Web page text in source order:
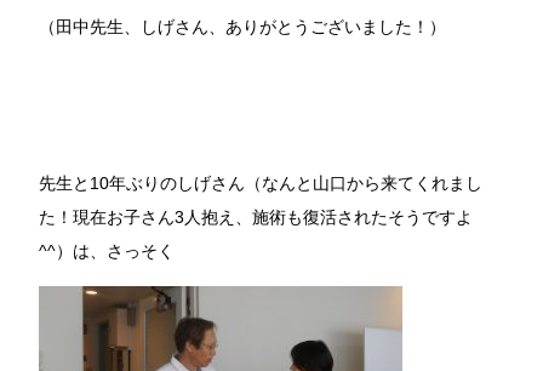
（田中先生、しげさん、ありがとうございました！）
先生と10年ぶりのしげさん（なんと山口から来てくれまし
た！現在お子さん3人抱え、施術も復活されたそうですよ
^^）は、さっそく